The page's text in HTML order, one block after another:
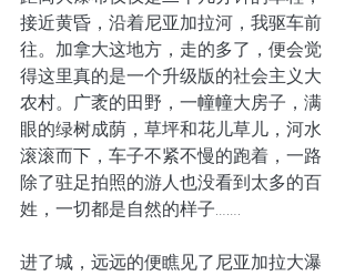
接近黄昏，沿着尼亚加拉河，我驱车前
往。加拿大这地方，走的多了，便会觉
得这里真的是一个升级版的社会主义大
农村。广袤的田野，一幢幢大房子，满
眼的绿树成荫，草坪和花儿草儿，河水
滚滚而下，车子不紧不慢的跑着，一路
除了驻足拍照的游人也没看到太多的百
姓，一切都是自然的样子…….
进了城，远远的便瞧见了尼亚加拉大瀑